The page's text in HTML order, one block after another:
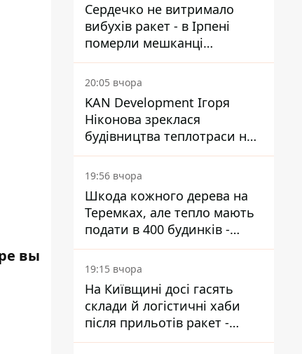
вы
Сердечко не витримало
вибухів ракет - в Ірпені
померли мешканці
притулку для собак з
інвалідністю
20:05 вчора
KAN Development Ігоря
Ніконова зреклася
будівництва теплотраси на
Теремках
19:56 вчора
Шкода кожного дерева на
Теремках, але тепло мають
подати в 400 будинків -
депутатка Київради
19:15 вчора
На Київщині досі гасять
склади й логістичні хаби
після прильотів ракет -
ДСНС